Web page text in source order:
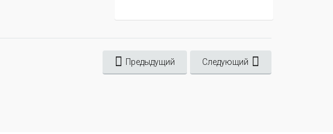
Предыдущий Следующий